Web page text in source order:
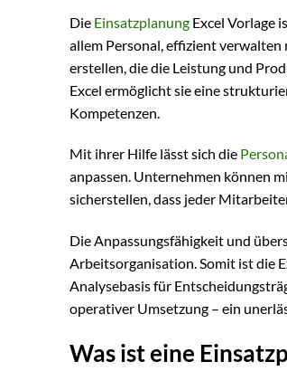
Die Einsatzplanung Excel Vorlage
allem Personal, effizient verwalten
erstellen, die die Leistung und
Excel ermöglicht sie eine
Kompetenzen.
Mit ihrer Hilfe lässt sich die
anpassen. Unternehmen können
sicherstellen, dass jeder
Die Anpassungsfähigkeit und
Arbeitsorganisation. Somit ist die
Analysebasis für
operativer Umsetzung – ein
Was ist eine